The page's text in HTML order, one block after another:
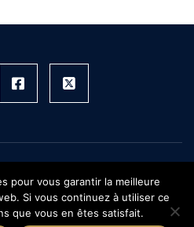
Facebook
X
du site
légales
pour vous garantir la meilleure
Si vous continuez à utiliser ce
que vous en êtes satisfait.